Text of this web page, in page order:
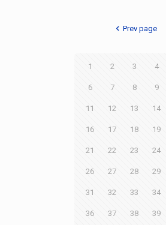
Prev page
1 2 3 4
6 7 8 9
11 12 13 14
16 17 18 19
21 22 23 24
26 27 28 29
31 32 33 34
36 37 38 39